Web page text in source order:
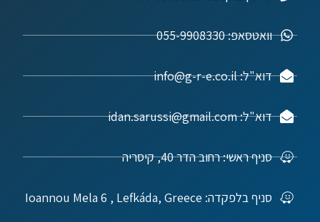
וואטסאפ: 055-9908330
דוא"ל: info@g-r-e.co.il
דוא"ל: idan.sarussi@gmail.com
סניף ראשי: רחוב הדר 40, קיסריה
סניף בלפקדה: Ioannou Mela 6 , Lefkáda, Greece